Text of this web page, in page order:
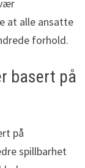
at alle ansatte
forhold.
basert på
på
spillbarhet